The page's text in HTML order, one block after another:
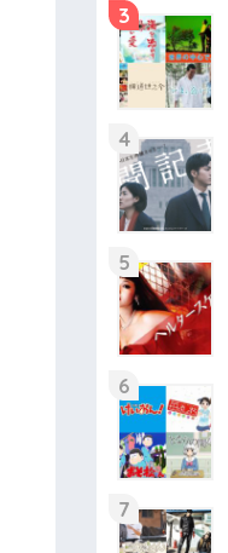
3
4
5
6
7